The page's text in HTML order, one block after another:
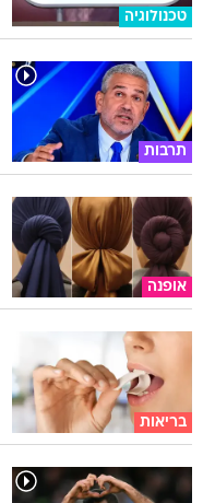
טכנולוגיה
תרבות
אופנה
בריאות